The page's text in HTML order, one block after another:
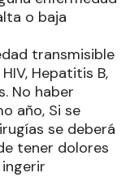
o baja
transmisible
Hepatitis B,
No haber
año, Si se
se deberá
tener dolores